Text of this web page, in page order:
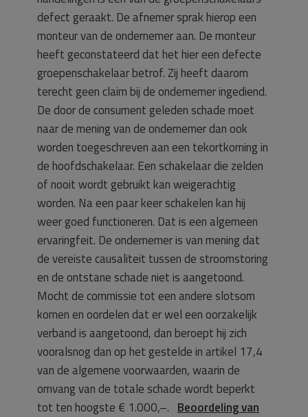
defect geraakt. De afnemer sprak hierop een
monteur van de ondernemer aan. De monteur
heeft geconstateerd dat het hier een defecte
groepenschakelaar betrof. Zij heeft daarom
terecht geen claim bij de ondernemer ingediend.
De door de consument geleden schade moet
naar de mening van de ondernemer dan ook
worden toegeschreven aan een tekortkoming in
de hoofdschakelaar. Een schakelaar die zelden
of nooit wordt gebruikt kan weigerachtig
worden. Na een paar keer schakelen kan hij
weer goed functioneren. Dat is een algemeen
ervaringfeit. De ondernemer is van mening dat
de vereiste causaliteit tussen de stroomstoring
en de ontstane schade niet is aangetoond.
Mocht de commissie tot een andere slotsom
komen en oordelen dat er wel een oorzakelijk
verband is aangetoond, dan beroept hij zich
vooralsnog dan op het gestelde in artikel 17,4
van de algemene voorwaarden, waarin de
omvang van de totale schade wordt beperkt
tot ten hoogste € 1.000,–. Beoordeling van